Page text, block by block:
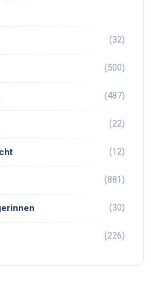
(32)
(500)
(487)
(22)
(12)
(881)
(30)
(226)